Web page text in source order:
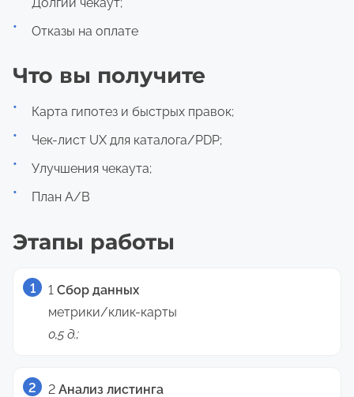
Отказы на оплате
Что вы получите
Карта гипотез и быстрых правок;
Чек-лист UX для каталога/PDP;
Улучшения чекаута;
План A/B
Этапы работы
1 Сбор данных
метрики/клик-карты
0,5 д.;
2 Анализ листинга